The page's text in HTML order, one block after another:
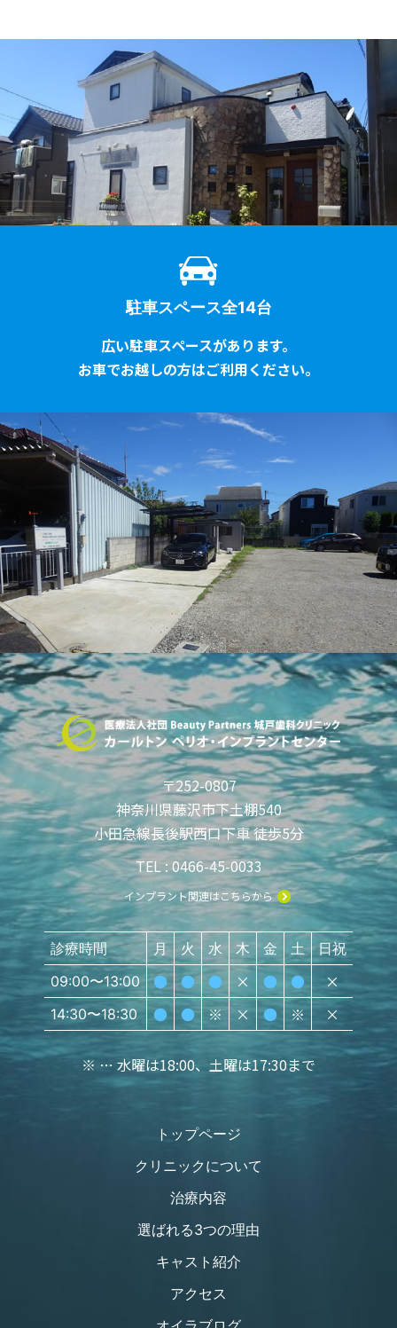
駐車スペース全14台
広い駐車スペースがあります。
お車でお越しの方はご利用ください。
〒252-0807
神奈川県藤沢市下土棚540
小田急線長後駅西口下車 徒歩5分
TEL : 0466-45-0033
インプラント関連はこちらから
診療時間 月 火 水 木 金 土
日祝
09:00〜13:00
● ● ● × ● ● ×
14:30〜18:30 ● ● ※ × ● ※ ×
※ … 水曜は18:00、土曜は17:30まで
トップページ
クリニックについて
治療内容
選ばれる3つの理由
キャスト紹介
アクセス